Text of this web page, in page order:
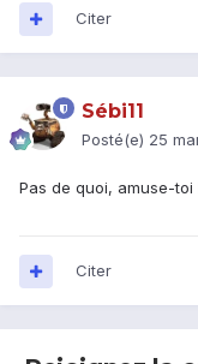
Citer
Sébi11
Posté(e) 25
Pas de quoi, amuse-
Citer